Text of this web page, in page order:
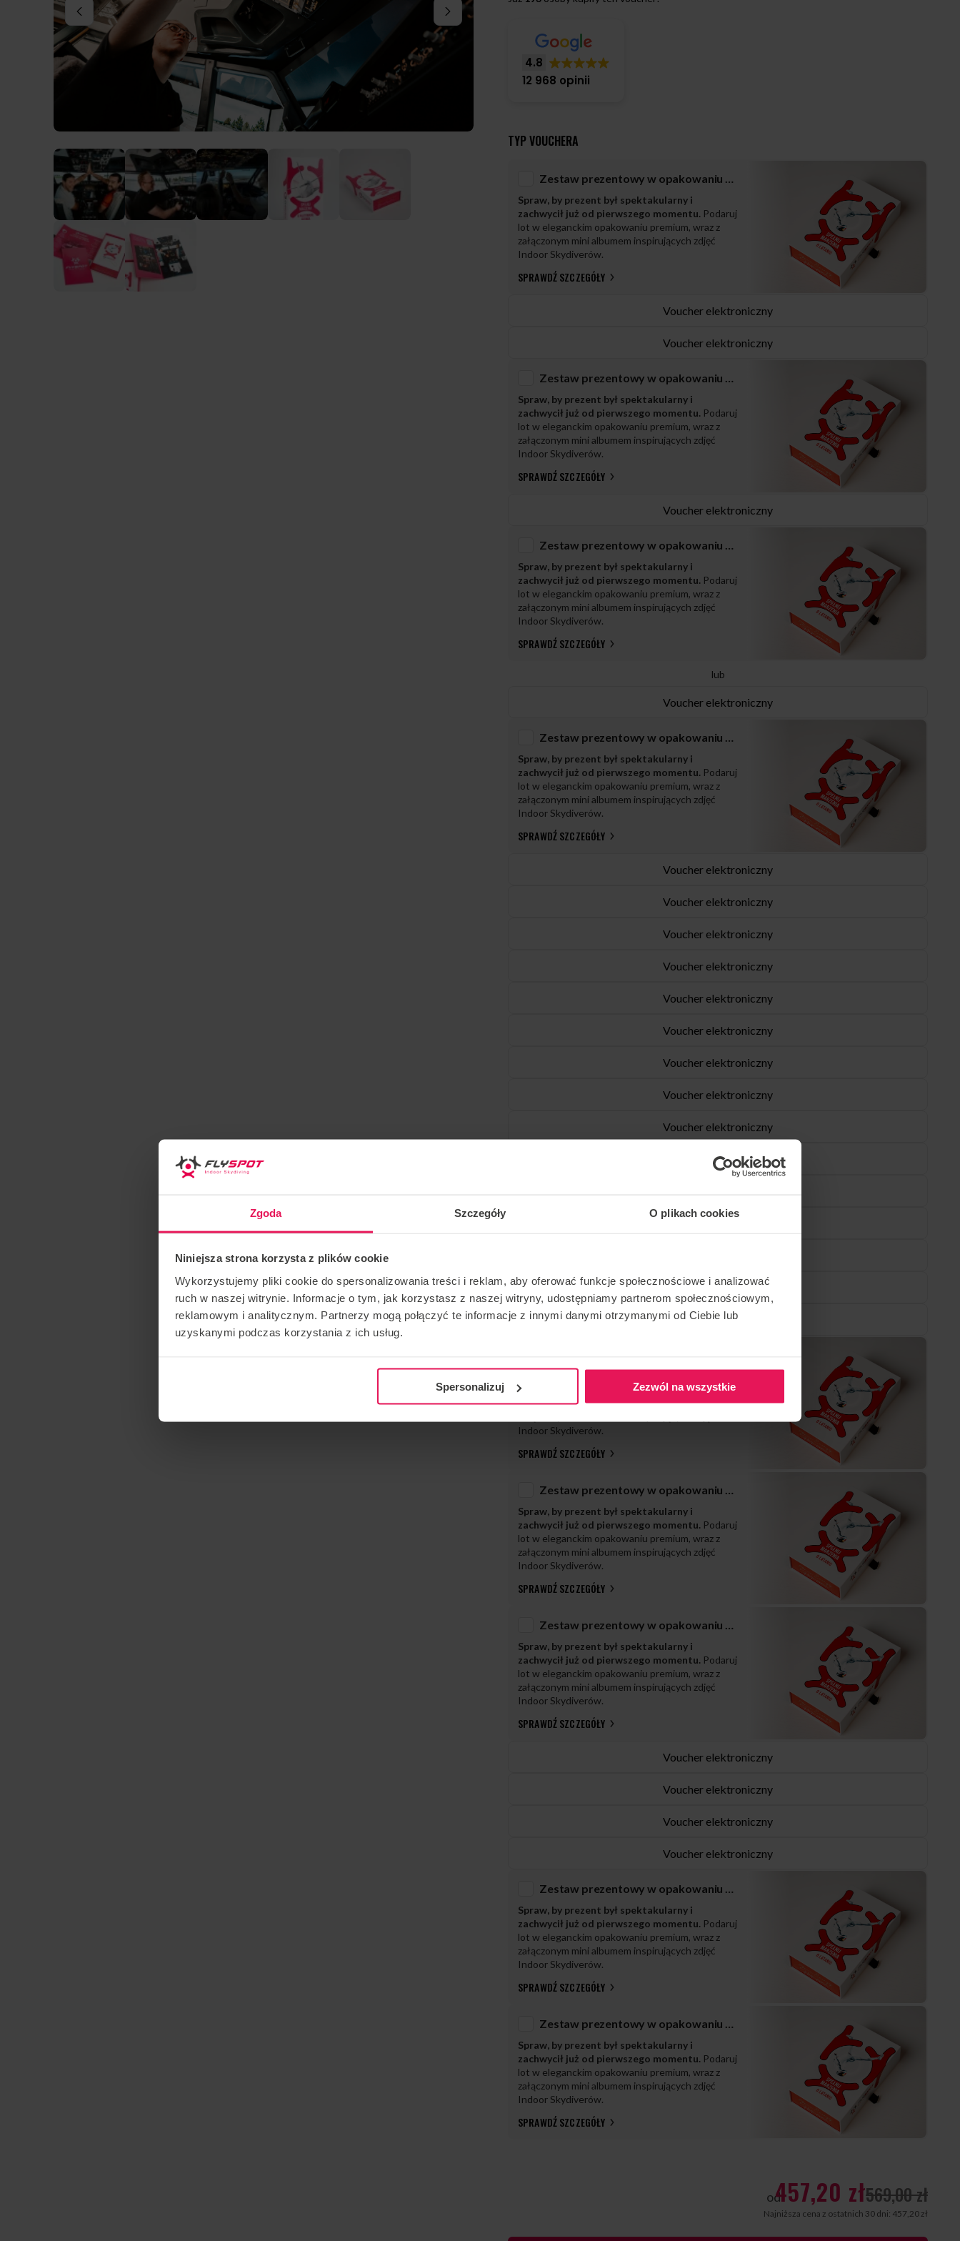
Zgoda Szczegóły O plikach cookies
Niniejsza strona korzysta z plików cookie
Wykorzystujemy pliki cookie do spersonalizowania treści i reklam, aby oferować funkcje społecznościowe i analizować
ruch w naszej witrynie. Informacje o tym, jak korzystasz z naszej witryny, udostępniamy partnerom społecznościowym,
reklamowym i analitycznym. Partnerzy mogą połączyć te informacje z innymi danymi otrzymanymi od Ciebie lub
uzyskanymi podczas korzystania z ich usług.
Spersonalizuj Zezwól na wszystkie
4.8
12 968 opinii
TYP VOUCHERA
Zestaw prezentowy w opakowaniu PREMIUM
Spraw, by prezent był spektakularny i
zachwycił już od pierwszego momentu. Podaruj
lot w eleganckim opakowaniu premium, wraz z
załączonym mini albumem inspirujących zdjęć
Indoor Skydiverów.
SPRAWDŹ SZCZEGÓŁY
Voucher elektroniczny
Voucher elektroniczny
Zestaw prezentowy w opakowaniu PREMIUM
Spraw, by prezent był spektakularny i
zachwycił już od pierwszego momentu. Podaruj
lot w eleganckim opakowaniu premium, wraz z
załączonym mini albumem inspirujących zdjęć
Indoor Skydiverów.
SPRAWDŹ SZCZEGÓŁY
Voucher elektroniczny
Zestaw prezentowy w opakowaniu PREMIUM
Spraw, by prezent był spektakularny i
zachwycił już od pierwszego momentu. Podaruj
lot w eleganckim opakowaniu premium, wraz z
załączonym mini albumem inspirujących zdjęć
Indoor Skydiverów.
SPRAWDŹ SZCZEGÓŁY
lub
Voucher elektroniczny
Zestaw prezentowy w opakowaniu PREMIUM
Spraw, by prezent był spektakularny i
zachwycił już od pierwszego momentu. Podaruj
lot w eleganckim opakowaniu premium, wraz z
załączonym mini albumem inspirujących zdjęć
Indoor Skydiverów.
SPRAWDŹ SZCZEGÓŁY
Voucher elektroniczny
Voucher elektroniczny
Voucher elektroniczny
Voucher elektroniczny
Voucher elektroniczny
Voucher elektroniczny
Voucher elektroniczny
Voucher elektroniczny
Voucher elektroniczny
Voucher elektroniczny
Voucher elektroniczny
Voucher elektroniczny
zachwycił już od pierwszego momentu.Podaruj
lot w eleganckim opakowaniu premium, wraz z
Indoor Skydiverów.
SPRAWDŹ SZCZEGÓŁY
Zestaw prezentowy w opakowaniu PREMIUM
Spraw, by prezent był spektakularny i
zachwycił już od pierwszego momentu. Podaruj
lot w eleganckim opakowaniu premium, wraz z
załączonym mini albumem inspirujących zdjęć
Indoor Skydiverów.
SPRAWDŹ SZCZEGÓŁY
Zestaw prezentowy w opakowaniu PREMIUM
Spraw, by prezent był spektakularny i
zachwycił już od pierwszego momentu. Podaruj
lot w eleganckim opakowaniu premium, wraz z
załączonym mini albumem inspirujących zdjęć
Indoor Skydiverów.
SPRAWDŹ SZCZEGÓŁY
Voucher elektroniczny
Voucher elektroniczny
Voucher elektroniczny
Voucher elektroniczny
Zestaw prezentowy w opakowaniu PREMIUM
Spraw, by prezent był spektakularny i
zachwycił już od pierwszego momentu. Podaruj
lot w eleganckim opakowaniu premium, wraz z
załączonym mini albumem inspirujących zdjęć
Indoor Skydiverów.
SPRAWDŹ SZCZEGÓŁY
Zestaw prezentowy w opakowaniu PREMIUM
Spraw, by prezent był spektakularny i
zachwycił już od pierwszego momentu. Podaruj
lot w eleganckim opakowaniu premium, wraz z
załączonym mini albumem inspirujących zdjęć
Indoor Skydiverów.
SPRAWDŹ SZCZEGÓŁY
od457,20 zł569,00 zł
Najniższa cena z ostatnich 30 dni: 457,20 zł